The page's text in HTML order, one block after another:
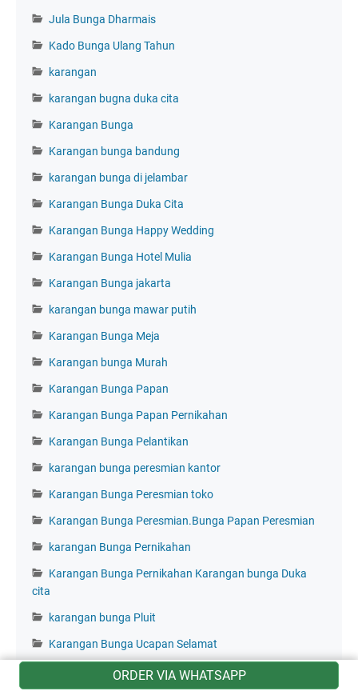
ORDER VIA WHATSAPP
Jula Bunga Dharmais
Kado Bunga Ulang Tahun
karangan
karangan bugna duka cita
Karangan Bunga
Karangan bunga bandung
karangan bunga di jelambar
Karangan Bunga Duka Cita
Karangan Bunga Happy Wedding
Karangan Bunga Hotel Mulia
Karangan Bunga jakarta
karangan bunga mawar putih
Karangan Bunga Meja
Karangan bunga Murah
Karangan Bunga Papan
Karangan Bunga Papan Pernikahan
Karangan Bunga Pelantikan
karangan bunga peresmian kantor
Karangan Bunga Peresmian toko
Karangan Bunga Peresmian.Bunga Papan Peresmian
karangan Bunga Pernikahan
Karangan Bunga Pernikahan Karangan bunga Duka
cita
karangan bunga Pluit
Karangan Bunga Ucapan Selamat
Karangan Bunga Ucapan Selamat. Bunga Ucapan
Selamatt Ulang Tahun